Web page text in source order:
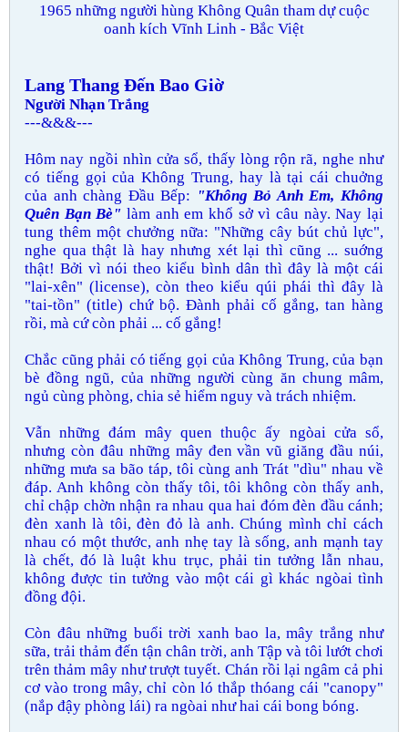
1965 những người hùng Không Quân tham dự cuộc
oanh kích Vĩnh Linh - Bắc Việt
Lang Thang Đến Bao Giờ
Người Nhạn Trắng
---&&&---
Hôm nay ngồi nhìn cửa sổ, thấy lòng rộn rã, nghe như
có tiếng gọi của Không Trung, hay là tại cái chuởng
của anh chàng Đầu Bếp: "Không Bỏ Anh Em, Không
Quên Bạn Bè" làm anh em khổ sở vì câu này. Nay lại
tung thêm một chưởng nữa: "Những cây bút chủ lực",
nghe qua thật là hay nhưng xét lại thì cũng ... suớng
thật! Bởi vì nói theo kiểu bình dân thì đây là một cái
"lai-xên" (license), còn theo kiểu qúi phái thì đây là
"tai-tồn" (title) chứ bộ. Đành phải cố gắng, tan hàng
rồi, mà cứ còn phải ... cố gắng!
Chắc cũng phải có tiếng gọi của Không Trung, của bạn
bè đồng ngũ, của những người cùng ăn chung mâm,
ngủ cùng phòng, chia sẻ hiểm nguy và trách nhiệm.
Vẫn những đám mây quen thuộc ấy ngòai cửa sổ,
nhưng còn đâu những mây đen vần vũ giăng đầu núi,
những mưa sa bão táp, tôi cùng anh Trát "dìu" nhau về
đáp. Anh không còn thấy tôi, tôi không còn thấy anh,
chỉ chập chờn nhận ra nhau qua hai đóm đèn đầu cánh;
đèn xanh là tôi, đèn đỏ là anh. Chúng mình chỉ cách
nhau có một thước, anh nhẹ tay là sống, anh mạnh tay
là chết, đó là luật khu trục, phải tin tưởng lẫn nhau,
không được tin tưởng vào một cái gì khác ngòai tình
đồng đội.
Còn đâu những buổi trời xanh bao la, mây trắng như
sữa, trải thảm đến tận chân trời, anh Tập và tôi lướt chơi
trên thảm mây như trượt tuyết. Chán rồi lại ngâm cả phi
cơ vào trong mây, chỉ còn ló thắp thóang cái "canopy"
(nắp đậy phòng lái) ra ngòai như hai cái bong bóng.